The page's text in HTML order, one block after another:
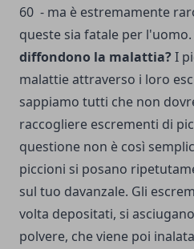
60 - ma è estremamente
queste sia fatale per l'uomo.
diffondono la malattia?I
malattie attraverso i loro
sappiamo tutti che non
raccogliere escrementi di
questione non è così
piccioni si posano
sul tuo davanzale. Gli
volta depositati, si
polvere, che viene poi